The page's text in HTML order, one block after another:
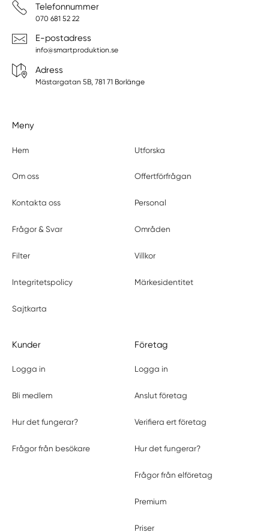
Telefonnummer
070 681 52 22
E-postadress
info@smartproduktion.se
Adress
Mästargatan 5B, 781 71 Borlänge
Meny
Hem Utforska
Om oss Offertförfrågan
Kontakta oss Personal
Frågor & Svar Områden
Filter Villkor
Integritetspolicy Märkesidentitet
Sajtkarta
Kunder
Logga in
Bli medlem
Hur det fungerar?
Frågor från besökare
Företag
Logga in
Anslut företag
Verifiera ert företag
Hur det fungerar?
Frågor från elföretag
Premium
Priser